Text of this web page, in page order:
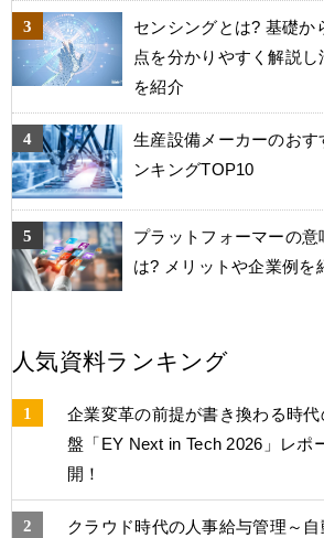
センシングとは? 基礎か
点を分かりやすく解説し
を紹介
生産設備メーカーのおす
ンキングTOP10
プラットフォーマーの意
は? メリットや企業例を
人気資料ランキング
企業変革の前提が書き換わる時代
盤「EY Next in Tech 2026」レポ
開！
クラウド時代の人事給与管理～自